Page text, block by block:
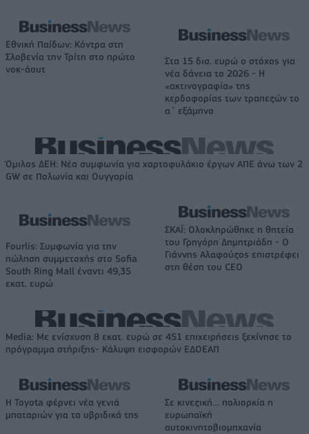
Εθνική Παίδων: Κόντρα στη
Σλοβενία την Τρίτη στο πρώτο
νοκ-άουτ
Στα 15 δισ. ευρώ ο στόχος για
νέα δάνεια το 2026 - Η
«ακτινογραφία» της
κερδοφορίας των τραπεζών το
α΄ εξάμηνο
Όμιλος ΔΕΗ: Νέα συμφωνία για χαρτοφυλάκιο έργων ΑΠΕ άνω των 2
GW σε Πολωνία και Ουγγαρία
Fourlis: Συμφωνία για την
πώληση συμμετοχής στο Sofia
South Ring Mall έναντι 49,35
εκατ. ευρώ
ΣΚΑΪ: Ολοκληρώθηκε η θητεία
του Γρηγόρη Δημητριάδη - Ο
Γιάννης Αλαφούζος επιστρέφει
στη θέση του CEO
Media: Με ενίσχυση 8 εκατ. ευρώ σε 451 επιχειρήσεις ξεκίνησε το
πρόγραμμα στήριξης- Κάλυψη εισφορών ΕΔΟΕΑΠ
Η Toyota φέρνει νέα γενιά
μπαταριών για τα υβριδικά της
Σε κινεζική… πολιορκία η
ευρωπαϊκή
αυτοκινητοβιομηχανία